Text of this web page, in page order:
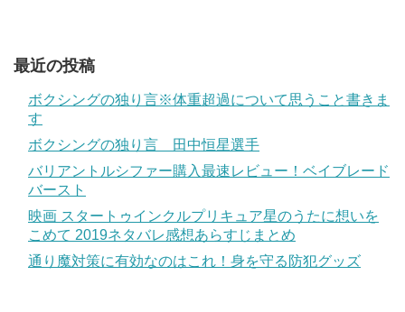
最近の投稿
ボクシングの独り言※体重超過について思うこと書きま
す
ボクシングの独り言 田中恒星選手
バリアントルシファー購入最速レビュー！ベイブレード
バースト
映画 スタートゥインクルプリキュア星のうたに想いを
こめて 2019ネタバレ感想あらすじまとめ
通り魔対策に有効なのはこれ！身を守る防犯グッズ